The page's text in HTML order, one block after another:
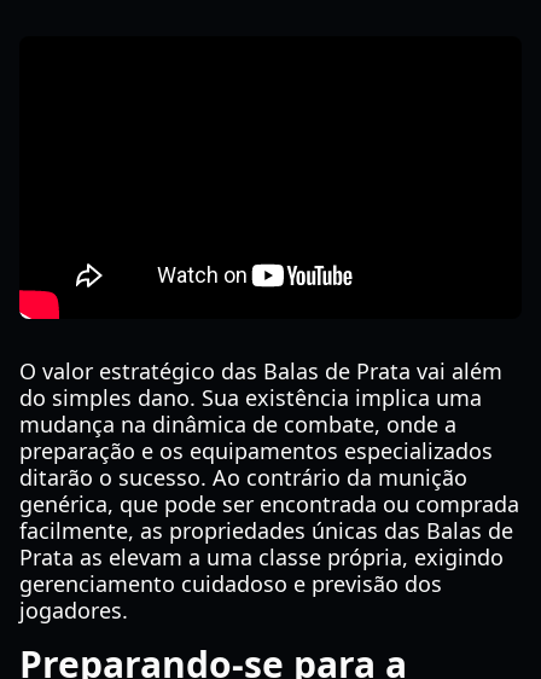
O valor estratégico das Balas de Prata vai além
do simples dano. Sua existência implica uma
mudança na dinâmica de combate, onde a
preparação e os equipamentos especializados
ditarão o sucesso. Ao contrário da munição
genérica, que pode ser encontrada ou comprada
facilmente, as propriedades únicas das Balas de
Prata as elevam a uma classe própria, exigindo
gerenciamento cuidadoso e previsão dos
jogadores.
Preparando-se para a